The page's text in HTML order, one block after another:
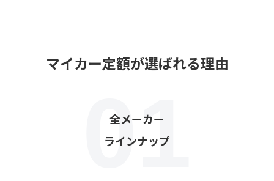
マイカー定額が選ばれる理由
全メーカー
ラインナップ